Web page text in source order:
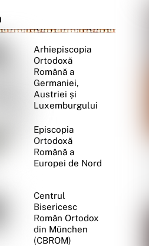
Arhiepiscopia
Ortodoxă
Română a
Germaniei,
Austriei și
Luxemburgului
Episcopia
Ortodoxă
Română a
Europei de Nord
Centrul
Bisericesc
Român Ortodox
din München
(CBROM)